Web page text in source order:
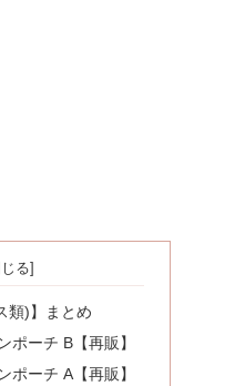
類)】まとめ
ポーチ B【再販】
ポーチ A【再販】